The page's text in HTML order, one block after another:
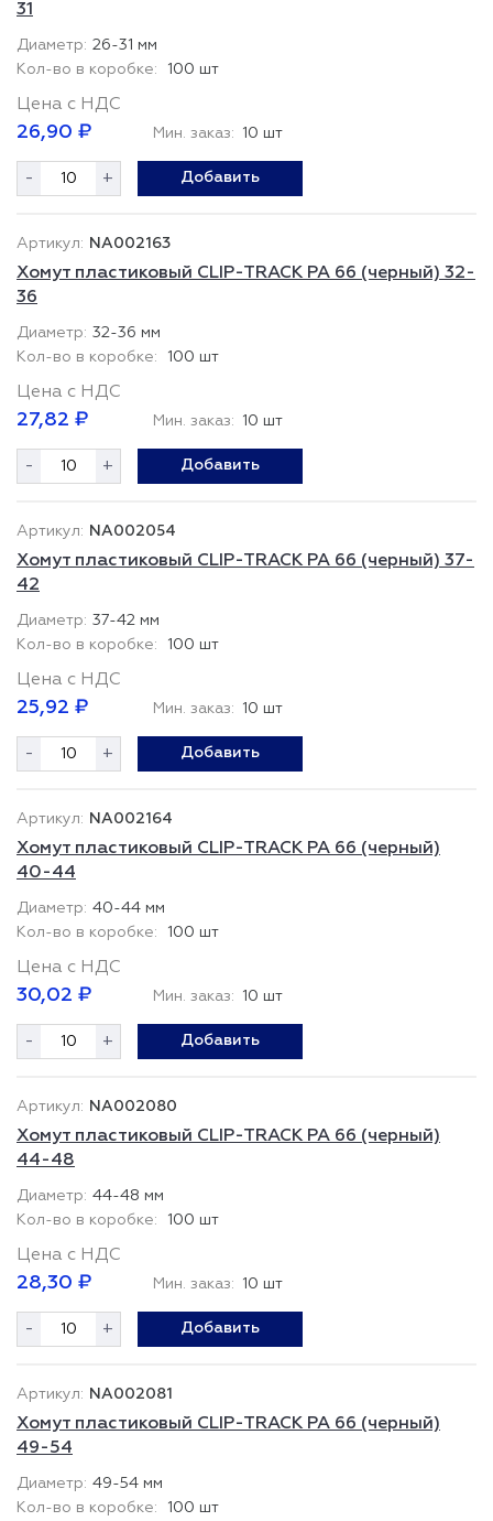
31
26-31 мм
100 шт
Цена с НДС
26,90 ₽ Мин. заказ: 10 шт
- + Добавить
NA002163
Хомут пластиковый CLIP-TRACK PA 66 (черный) 32-
36
32-36 мм
100 шт
Цена с НДС
27,82 ₽ Мин. заказ: 10 шт
- + Добавить
NA002054
Хомут пластиковый CLIP-TRACK PA 66 (черный) 37-
42
37-42 мм
100 шт
Цена с НДС
25,92 ₽ Мин. заказ: 10 шт
- + Добавить
NA002164
Хомут пластиковый CLIP-TRACK PA 66 (черный)
40-44
40-44 мм
100 шт
Цена с НДС
30,02 ₽ Мин. заказ: 10 шт
- + Добавить
NA002080
Хомут пластиковый CLIP-TRACK PA 66 (черный)
44-48
44-48 мм
100 шт
Цена с НДС
28,30 ₽ Мин. заказ: 10 шт
- + Добавить
NA002081
Хомут пластиковый CLIP-TRACK PA 66 (черный)
49-54
49-54 мм
100 шт